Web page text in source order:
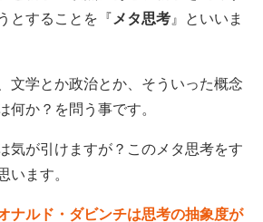
とすることを『 メタ思考 』といいま
文学とか政治とか、そういった概念
何か？を問う事です。
気が引けますが？このメタ思考をす
います。
オナルド・ダビンチは思考の抽象度が